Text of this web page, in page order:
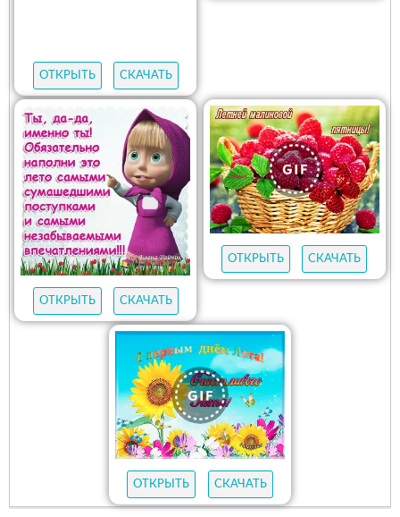
ОТКРЫТЬ СКАЧАТЬ
ОТКРЫТЬ СКАЧАТЬ
ОТКРЫТЬ СКАЧАТЬ
ОТКРЫТЬ СКАЧАТЬ